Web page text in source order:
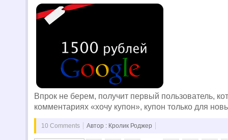
Впрок не берем, получит первый пользователь,
комментариях «хочу купон», купон только для
10 Comments Автор : Кролик Роджер